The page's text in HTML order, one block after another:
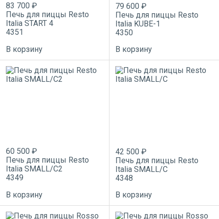
83 700 ₽
Печь для пиццы Resto
Italia START 4
4351
В корзину
79 600 ₽
Печь для пиццы Resto
Italia KUBE-1
4350
В корзину
60 500 ₽
Печь для пиццы Resto
Italia SMALL/C2
4349
В корзину
42 500 ₽
Печь для пиццы Resto
Italia SMALL/C
4348
В корзину